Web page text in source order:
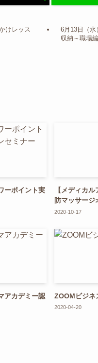
けレッス
6月13日（
収納～職場
ーポイント実
【メディカ
防マッサージ
2020-10-17
アカデミー認
ZOOMビジネ
2020-04-20